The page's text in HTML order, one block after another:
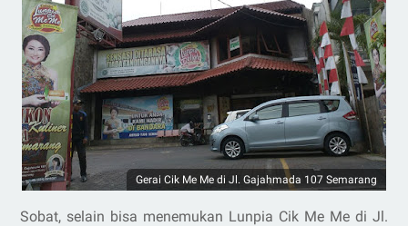
Gerai Cik Me Me di Jl. Gajahmada 107 Semarang
Sobat, selain bisa menemukan Lunpia Cik Me Me di Jl.